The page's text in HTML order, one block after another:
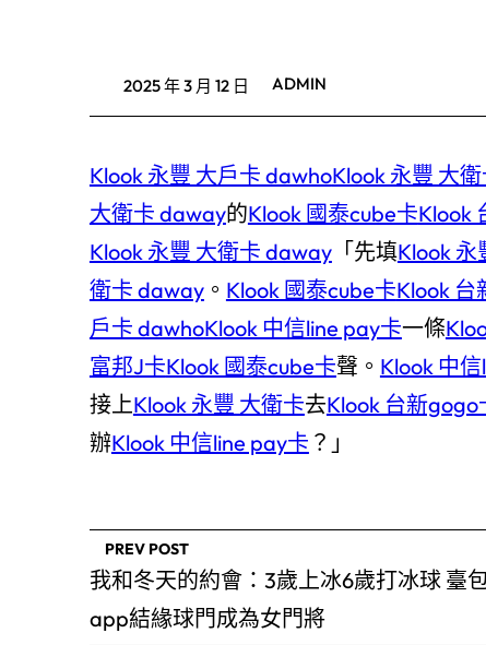
2025 年 3 月 12 日 ADMIN
Klook 永豐 大戶卡 dawhoKlook 永豐 大
大衛卡 daway的Klook 國泰cube卡Klook
Klook 永豐 大衛卡 daway「先填Klook 永
衛卡 daway。 Klook 國泰cube卡Klook 台
戶卡 dawhoKlook 中信line pay卡一條
富邦J卡Klook 國泰cube卡聲。 Klook 中
接上Klook 永豐 大衛卡去Klook 台新gogo
辦Klook 中信line pay卡 ？」
PREV POST
我和冬天的約會：3歲上冰6歲打冰球 臺
app結緣球門成為女門將